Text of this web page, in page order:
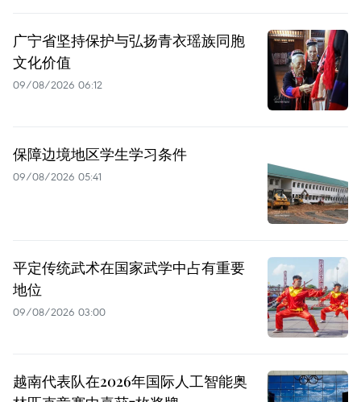
广宁省坚持保护与弘扬青衣瑶族同胞
文化价值
09/08/2026 06:12
保障边境地区学生学习条件
09/08/2026 05:41
平定传统武术在国家武学中占有重要
地位
09/08/2026 03:00
越南代表队在2026年国际人工智能奥